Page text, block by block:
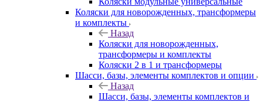
Коляски для новорожденных, трансформеры
и комплекты
Назад
Коляски для новорожденных,
трансформеры и комплекты
Коляски 2 в 1 и трансформеры
Шасси, базы, элементы комплектов и опции
Назад
Шасси, базы, элементы комплектов и